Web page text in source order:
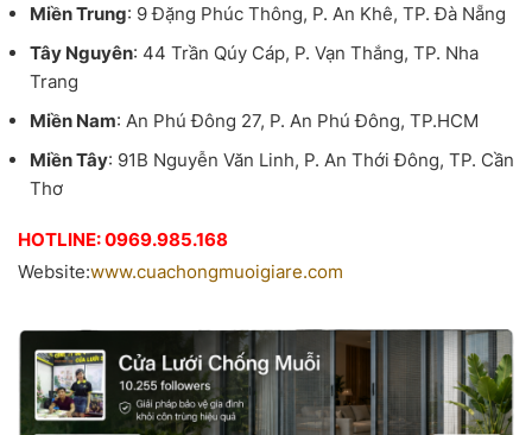
Miền Trung: 9 Đặng Phúc Thông, P. An Khê, TP. Đà Nẵng
Tây Nguyên: 44 Trần Qúy Cáp, P. Vạn Thắng, TP. Nha
Trang
Miền Nam: An Phú Đông 27, P. An Phú Đông, TP.HCM
Miền Tây: 91B Nguyễn Văn Linh, P. An Thới Đông, TP. Cần
Thơ
HOTLINE: 0969.985.168
Website:www.cuachongmuoigiare.com